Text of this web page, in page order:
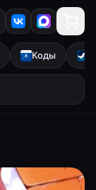
Коды